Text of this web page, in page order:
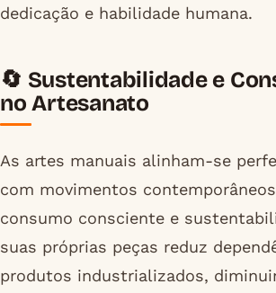
dedicação e habilidade humana.
🔄 Sustentabilidade e
no Artesanato
As artes manuais alinham-se
com movimentos
consumo consciente e
suas próprias peças reduz
produtos industrializados,